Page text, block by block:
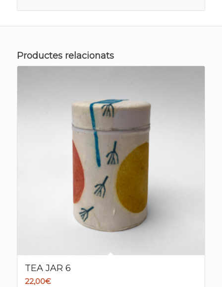
Productes relacionats
TEA JAR 6
22,00€